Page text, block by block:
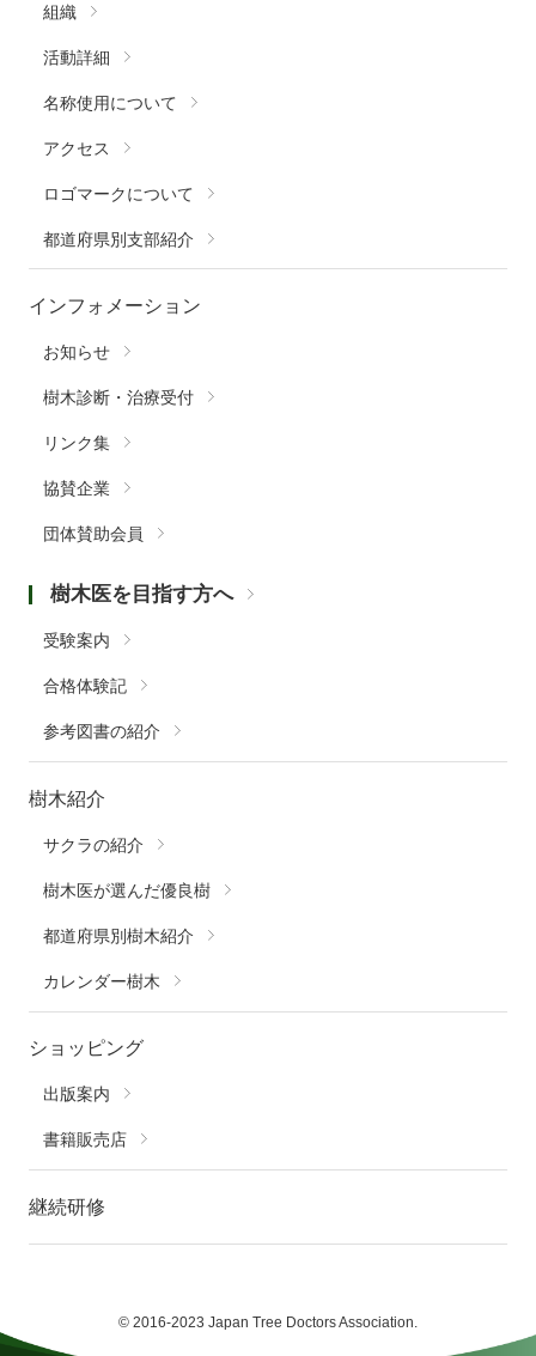
組織
活動詳細
名称使用について
アクセス
ロゴマークについて
都道府県別支部紹介
インフォメーション
お知らせ
樹木診断・治療受付
リンク集
協賛企業
団体賛助会員
樹木医を目指す方へ
受験案内
合格体験記
参考図書の紹介
樹木紹介
サクラの紹介
樹木医が選んだ優良樹
都道府県別樹木紹介
カレンダー樹木
ショッピング
出版案内
書籍販売店
継続研修
© 2016-2023 Japan Tree Doctors Association.